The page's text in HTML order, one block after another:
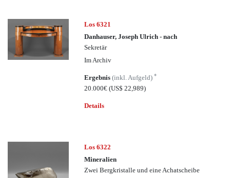
Los 6321
Danhauser, Joseph Ulrich - nach
Sekretär
Im Archiv
Ergebnis(inkl. Aufgeld)*
20.000€(US$ 22,989)
Details
Los 6322
Mineralien
Zwei Bergkristalle und eine Achatscheibe